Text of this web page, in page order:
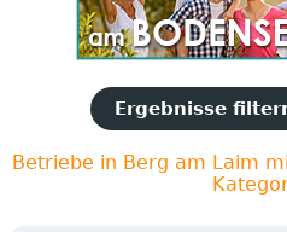
Ergebnisse
Betriebe in Berg am Laim